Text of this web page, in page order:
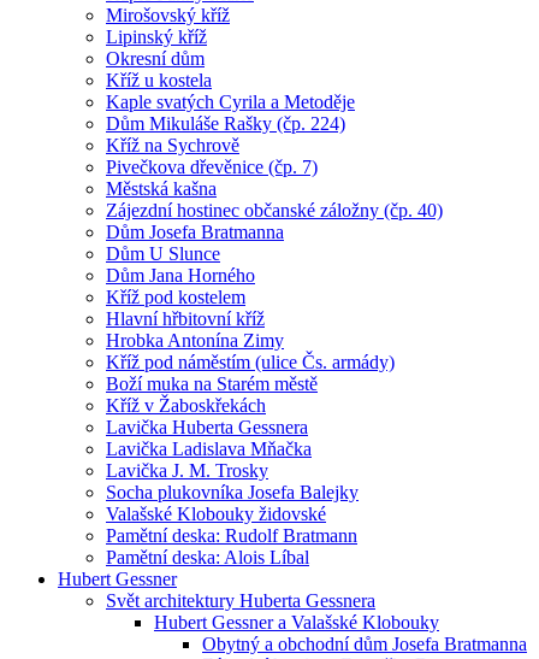
Mirošovský kříž
Lipinský kříž
Okresní dům
Kříž u kostela
Kaple svatých Cyrila a Metoděje
Dům Mikuláše Rašky (čp. 224)
Kříž na Sychrově
Pivečkova dřevěnice (čp. 7)
Městská kašna
Zájezdní hostinec občanské záložny (čp. 40)
Dům Josefa Bratmanna
Dům U Slunce
Dům Jana Horného
Kříž pod kostelem
Hlavní hřbitovní kříž
Hrobka Antonína Zimy
Kříž pod náměstím (ulice Čs. armády)
Boží muka na Starém městě
Kříž v Žaboskřekách
Lavička Huberta Gessnera
Lavička Ladislava Mňačka
Lavička J. M. Trosky
Socha plukovníka Josefa Balejky
Valašské Klobouky židovské
Pamětní deska: Rudolf Bratmann
Pamětní deska: Alois Líbal
Hubert Gessner
Svět architektury Huberta Gessnera
Hubert Gessner a Valašské Klobouky
Obytný a obchodní dům Josefa Bratmanna